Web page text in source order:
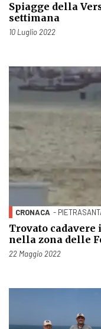
Spiagge della
settimana
Pubblicato il
10 Luglio 2022
CRONACA -
Trovato
nella zona delle
Pubblicato il
22 Maggio 2022